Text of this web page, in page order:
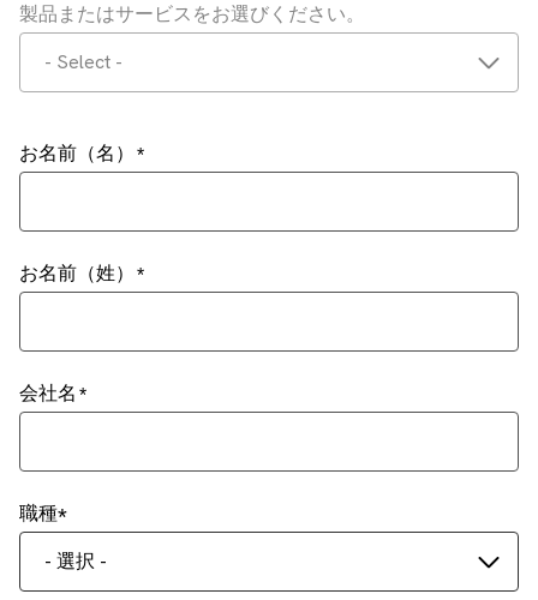
製品またはサービスをお選びください。
- Select -
お名前（名）
お名前（姓）
会社名
職種
- 選択 -